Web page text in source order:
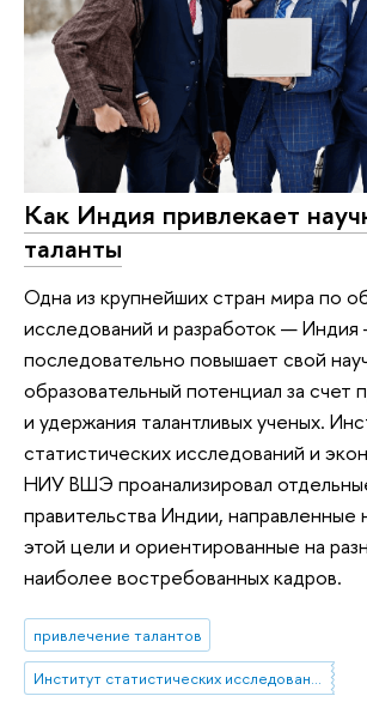
Как Индия привлекает
таланты
Одна из крупнейших стран мира по
исследований и разработок —
последовательно повышает свой
образовательный потенциал за счет
и удержания талантливых ученых.
статистических исследований и
НИУ ВШЭ проанализировал
правительства Индии,
этой цели и ориентированные на
наиболее востребованных кадров.
привлечение талантов
Институт статистических исследований и экономики знаний